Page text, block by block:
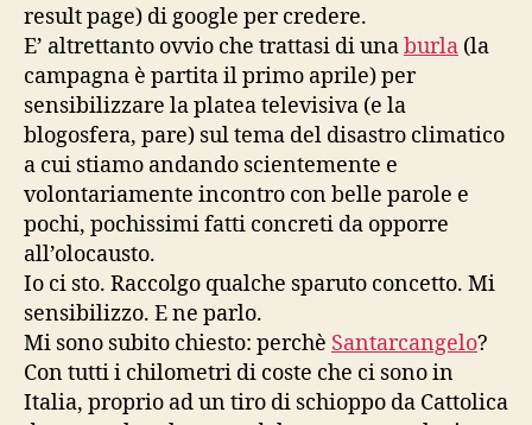
result page) di google per credere.
E’ altrettanto ovvio che trattasi di unaburla (la
campagna è partita il primo aprile) per
sensibilizzare la platea televisiva (e la
blogosfera, pare) sul tema del disastro climatico
a cui stiamo andando scientemente e
volontariamente incontro con belle parole e
pochi, pochissimi fatti concreti da opporre
all’olocausto.
Io ci sto. Raccolgo qualche sparuto concetto. Mi
sensibilizzo. E ne parlo.
Mi sono subito chiesto: perchè Santarcangelo?
Con tutti i chilometri di coste che ci sono in
Italia, proprio ad un tiro di schioppo da Cattolica